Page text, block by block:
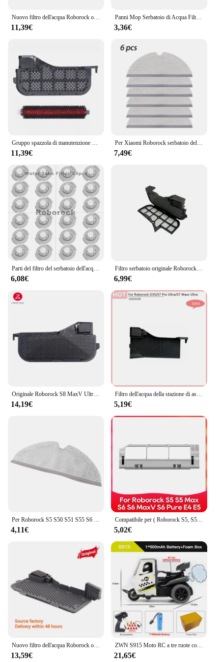
Nuovo filtro dell'acqua Roborock originale per S7 Max Ultra Mop stazione di lavaggio automatica Robot aspirapolvere pezzi di ricambio per accessori
11,39€
Panni Mop Serbatoio di Acqua Filtro per xiaomi Roborock S5 S5MAX S6 S6MAX S6Pure Parti Generazione Bagnato Panni Mop accessori
3,36€
Gruppo spazzola di manutenzione e filtro dell'acqua compatibile con Roborock S8 Pro Ultra
11,39€
Per Xiaomi Roborock serbatoio dell'acqua 1/2 S5 S50 S51 S55 S6 S60 S65 E25 E35 E20 C10 T4 T6 Mi aspirapolvere filtro del serbatoio dell'acqua parti del panno del mocio
7,49€
6,08€
Filtro serbatoio originale Roborock Onyx4-Cleaning per S8 Pro Ultra Mop Auto lavaggio Dock Station filtro acqua pezzi di ricambio
6,99€
14,19€
Filtro dell'acqua della stazione di aspirazione con setaccio rimovibile per pezzi di ricambio originali Roborock O35 /S7 Pro Ultra /S7 Maxv Ultra G10/G10S
5,19€
4,11€
Compatibile per ( Roborock S5, S5 Max, S6 MaxV, S6 Pure, E4, E5, S51, S52, S55 ) Rullo Spazzola Laterale Filtro Panno Accessori Pezzo
5,02€
13,59€
ZWN S915 Moto RC a tre ruote con spruzzo leggero 2.4G Telecomando elettrico ad alta velocità Emulazione Motociclette Giocattoli per bambini
21,65€